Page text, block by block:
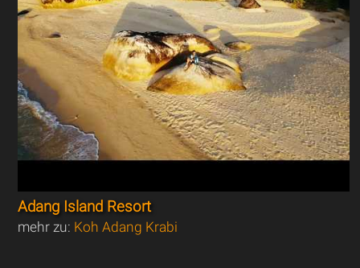
Adang Island Resort
mehr zu: Koh Adang Krabi